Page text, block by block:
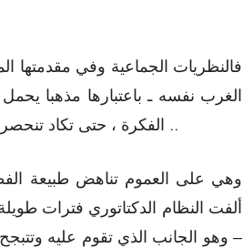
فالنظريات الجماعية وفي مقدمتها
الغرب نفسه ـ باعتبارها مذهبا
الفكرة ، حتى تكاد تنحصر الآن في الدولة ، وأنظمتها ، التي تبعد بعدا كبيرا عن أصول المذهب ..
وهي على العموم تناهض طبيعة
ألفت النظام الدكتاتوري فترات
– وهو الجانب الذي تقوم عليه